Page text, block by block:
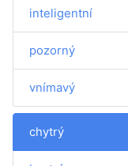
inteligentní
pozorný
vnímavý
chytrý